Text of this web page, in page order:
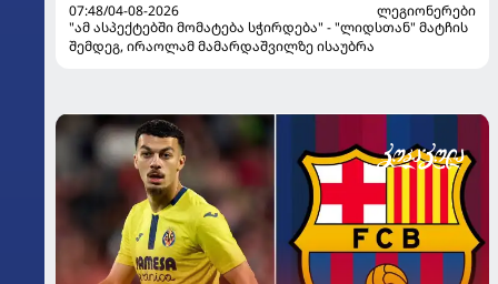
07:48/04-08-2026
ᲚᲔᲒᲘᲝᲜᲔᲠᲔᲑᲘ
"ამ ასპექტებში მომატება სჭირდება" - "ლიდსთან" მატჩის
შემდეგ, ირაოლამ მამარდაშვილზე ისაუბრა